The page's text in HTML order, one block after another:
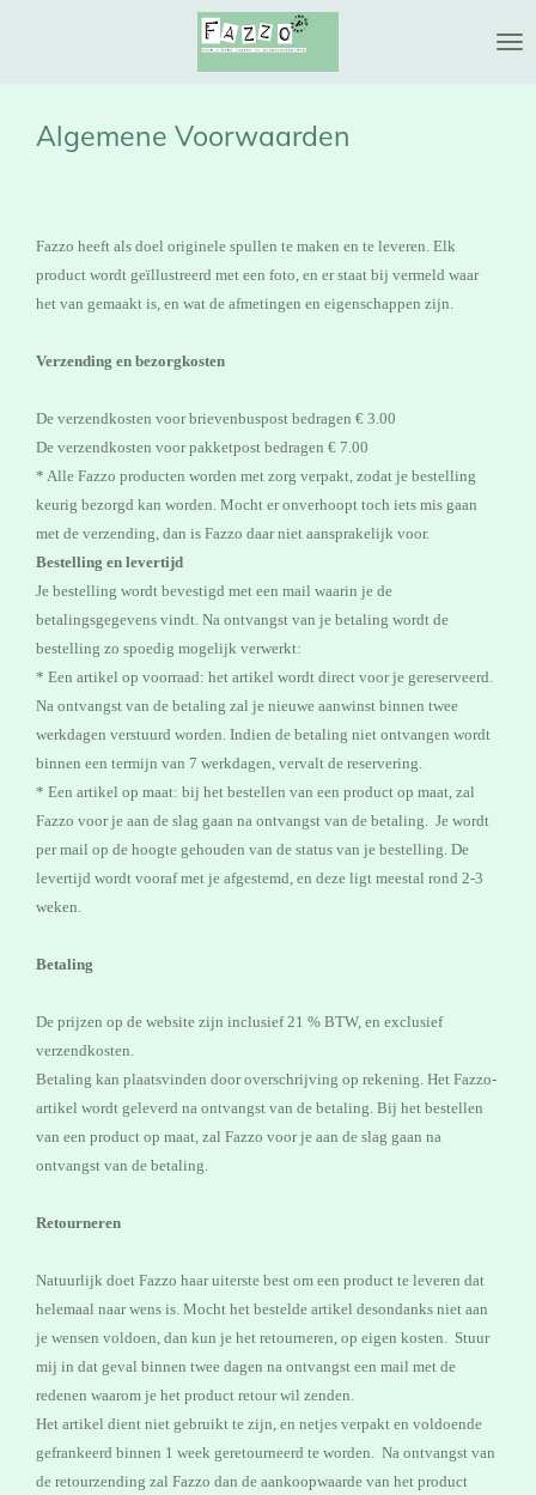
hoofdinhoud
Algemene Voorwaarden
Fazzo heeft als doel originele spullen te maken en te leveren. Elk
product wordt geïllustreerd met een foto, en er staat bij vermeld waar
het van gemaakt is, en wat de afmetingen en eigenschappen zijn.
Verzending en bezorgkosten
De verzendkosten voor brievenbuspost bedragen € 3.00
De verzendkosten voor pakketpost bedragen € 7.00
* Alle Fazzo producten worden met zorg verpakt, zodat je bestelling
keurig bezorgd kan worden. Mocht er onverhoopt toch iets mis gaan
met de verzending, dan is Fazzo daar niet aansprakelijk voor.
Bestelling en levertijd
Je bestelling wordt bevestigd met een mail waarin je de
betalingsgegevens vindt. Na ontvangst van je betaling wordt de
bestelling zo spoedig mogelijk verwerkt:
* Een artikel op voorraad: het artikel wordt direct voor je gereserveerd.
Na ontvangst van de betaling zal je nieuwe aanwinst binnen twee
werkdagen verstuurd worden. Indien de betaling niet ontvangen wordt
binnen een termijn van 7 werkdagen, vervalt de reservering.
* Een artikel op maat: bij het bestellen van een product op maat, zal
Fazzo voor je aan de slag gaan na ontvangst van de betaling. Je wordt
per mail op de hoogte gehouden van de status van je bestelling. De
levertijd wordt vooraf met je afgestemd, en deze ligt meestal rond 2-3
weken.
Betaling
De prijzen op de website zijn inclusief 21 % BTW, en exclusief
verzendkosten.
Betaling kan plaatsvinden door overschrijving op rekening. Het Fazzo-
artikel wordt geleverd na ontvangst van de betaling. Bij het bestellen
van een product op maat, zal Fazzo voor je aan de slag gaan na
ontvangst van de betaling.
Retourneren
Natuurlijk doet Fazzo haar uiterste best om een product te leveren dat
helemaal naar wens is. Mocht het bestelde artikel desondanks niet aan
je wensen voldoen, dan kun je het retourneren, op eigen kosten. Stuur
mij in dat geval binnen twee dagen na ontvangst een mail met de
redenen waarom je het product retour wil zenden.
Het artikel dient niet gebruikt te zijn, en netjes verpakt en voldoende
gefrankeerd binnen 1 week geretourneerd te worden. Na ontvangst van
de retourzending zal Fazzo dan de aankoopwaarde van het product